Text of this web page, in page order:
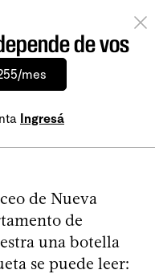
de vos
mes
Ingresá
de Nueva
de
una botella
se puede leer: